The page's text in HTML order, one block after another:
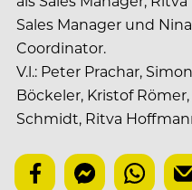
Sales Manager und
Coordinator.
V.l.: Peter Prachar,
Böckeler, Kristof
Schmidt, Ritva